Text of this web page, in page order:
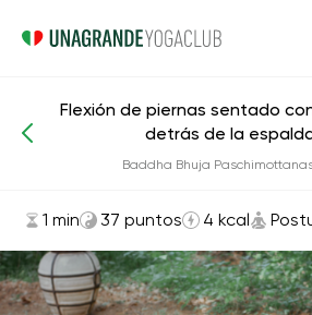
Asanas y ejercicios Posturas
Flexión de piernas sentado
detrás de la
Baddha Bhuja
1 min 37 puntos 4 kcal